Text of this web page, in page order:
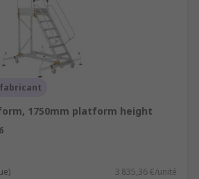
1750mm platform height
3 835,36 €/unité